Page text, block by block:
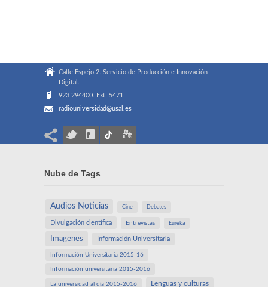
Calle Espejo 2. Servicio de Producción e Innovación
Digital.
923 294400. Ext. 5471
radiouniversidad@usal.es
Nube de Tags
Audios Noticias Cine Debates
Divulgación científica Entrevistas Eureka
Imagenes Información Universitaria
Información Universitaria 2015-16
Información universitaria 2015-2016
La universidad al día 2015-2016 Lenguas y culturas